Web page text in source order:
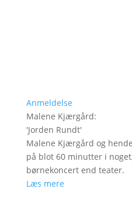
Anmeldelse
Malene Kjærgård:
'Jorden Rundt'
Malene Kjærgård og
på blot 60 minutter i
børnekoncert end teater.
Læs mere